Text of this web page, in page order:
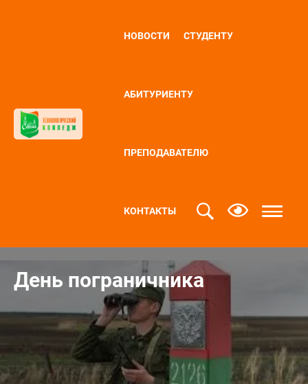
НОВОСТИ СТУДЕНТУ
АБИТУРИЕНТУ
ПРЕПОДАВАТЕЛЮ
КОНТАКТЫ
День пограничника